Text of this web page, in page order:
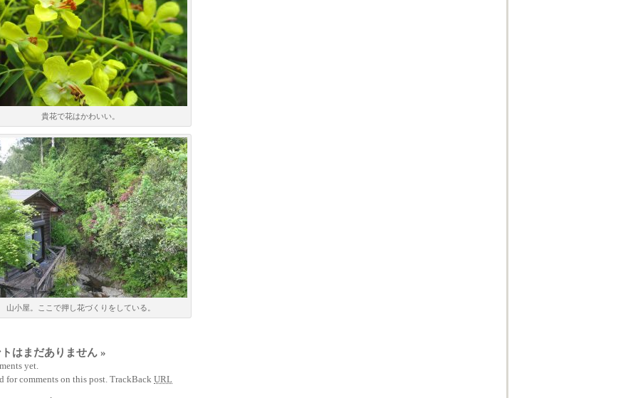
貴花で花はかわいい。
山小屋。ここで押し花づくりをしている。
はまだありません »
yet.
for comments on this post. TrackBack URL